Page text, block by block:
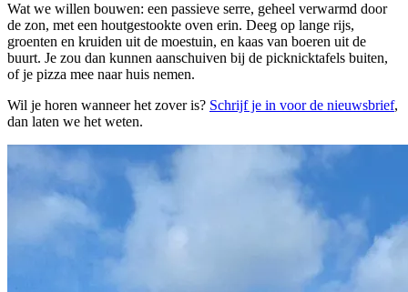
Wat we willen bouwen: een passieve serre, geheel verwarmd door
de zon, met een houtgestookte oven erin. Deeg op lange rijs,
groenten en kruiden uit de moestuin, en kaas van boeren uit de
buurt. Je zou dan kunnen aanschuiven bij de picknicktafels buiten,
of je pizza mee naar huis nemen.
Wil je horen wanneer het zover is? Schrijf je in voor de nieuwsbrief,
dan laten we het weten.